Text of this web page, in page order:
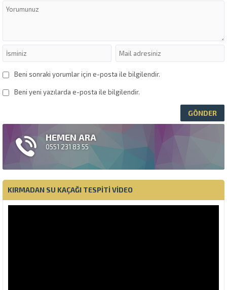
Beni sonraki yorumlar için e-posta ile bilgilendir.
Beni yeni yazılarda e-posta ile bilgilendir.
HEMEN ARA
0551 231 83 55
KIRMADAN SU KAÇAĞI TESPITI VIDEO